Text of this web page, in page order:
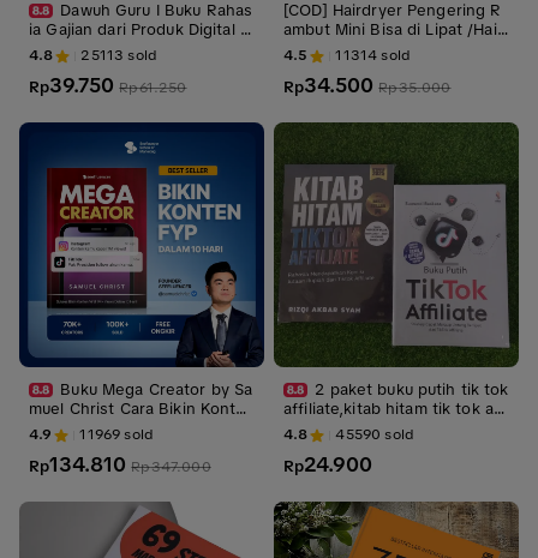
Dawuh Guru I Buku Rahas
ia Gajian dari Produk Digital I
Timon Adiyoso
4.8 25113 sold
Rp39.750 Rp61.250
Buku Mega Creator by Sa
muel Christ Cara Bikin Konte
n Yang Selalu Viral 1M+ Views
4.9 11969sold
Rp134.810 Rp347.000
[COD] Hairdryer Pengering R
ambut Mini Bisa di Lipat /Hair
drayer mini anak / Pengering
Rambut Portable dryer
4.5 11314sold
Rp34.500 Rp35.000
2 paket buku putih tik tok
affiliate,kitab hitam tik tok aff
iliate
4.8 45590 sold
Rp24.900